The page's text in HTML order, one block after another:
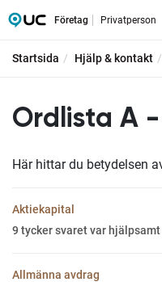
Företag Privatperson
Startsida Hjälp & kontakt
Ordlista A
Här hittar du betydelsen
Aktiekapital
9 tycker svaret var hjälpsamt
Allmänna avdrag